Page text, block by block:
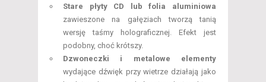
Stare płyty CD lub folia aluminiowa
zawieszone na gałęziach tworzą tanią
wersję taśmy holograficznej. Efekt jest
podobny, choć krótszy.
Dzwoneczki i metalowe elementy
wydające dźwięk przy wietrze działają jako